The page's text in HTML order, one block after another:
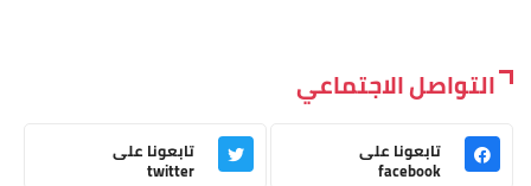
التواصل الاجتماعي
تابعونا على
facebook
تابعونا على
twitter